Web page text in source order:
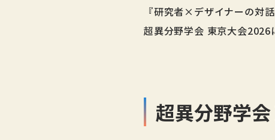
『研究者×デザイナーの対
超異分野学会 東京大会2026
超異分野学